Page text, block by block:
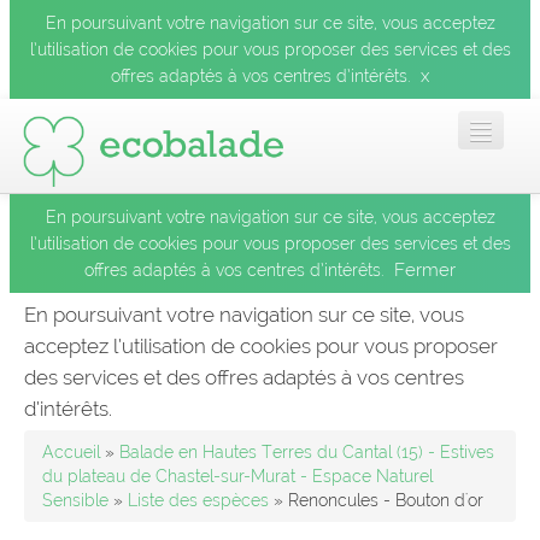
En poursuivant votre navigation sur ce site, vous acceptez
l’utilisation de cookies pour vous proposer des services et des
offres adaptés à vos centres d’intérêts.
x
Accueil
Les balades
Les espèces
Le blog
En poursuivant votre navigation sur ce site, vous acceptez
l’utilisation de cookies pour vous proposer des services et des
offres adaptés à vos centres d’intérêts.
Fermer
En poursuivant votre navigation sur ce site, vous
acceptez l’utilisation de cookies pour vous proposer
des services et des offres adaptés à vos centres
d’intérêts.
Accueil » Balade en Hautes Terres du Cantal (15) - Estives
du plateau de Chastel-sur-Murat - Espace Naturel
Sensible » Liste des espèces » Renoncules - Bouton d'or